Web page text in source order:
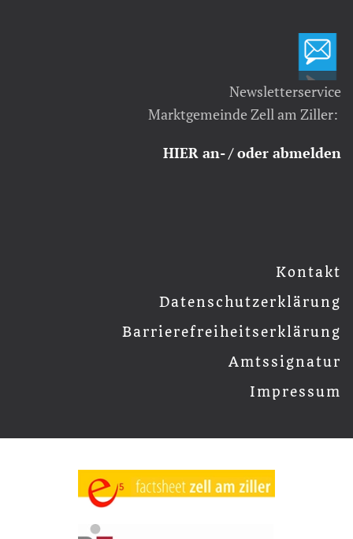
Newsletterservice
Marktgemeinde Zell am Ziller:
HIER an- / oder abmelden
Kontakt
Datenschutzerklärung
Barrierefreiheitserklärung
Amtssignatur
Impressum